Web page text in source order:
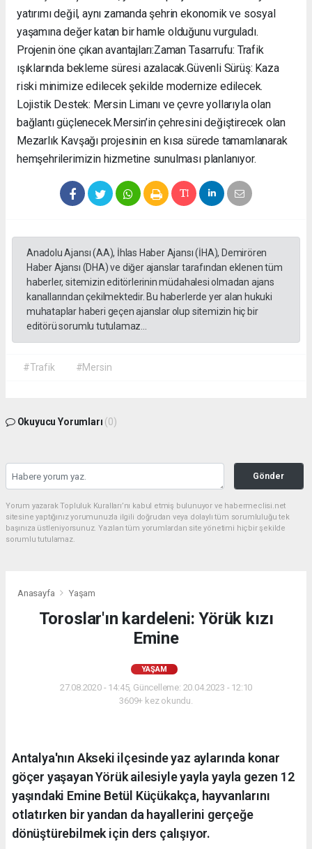
yatırımı değil, aynı zamanda şehrin ekonomik ve sosyal
yaşamına değer katan bir hamle olduğunu vurguladı. ​
Projenin öne çıkan avantajları: ​Zaman Tasarrufu: Trafik
ışıklarında bekleme süresi azalacak. ​Güvenli Sürüş: Kaza
riski minimize edilecek şekilde modernize edilecek. ​
Lojistik Destek: Mersin Limanı ve çevre yollarıyla olan
bağlantı güçlenecek. ​Mersin’in çehresini değiştirecek olan
Mezarlık Kavşağı projesinin en kısa sürede tamamlanarak
hemşehrilerimizin hizmetine sunulması planlanıyor.
Anadolu Ajansı (AA), İhlas Haber Ajansı (İHA), Demirören
Haber Ajansı (DHA) ve diğer ajanslar tarafından eklenen tüm
haberler, sitemizin editörlerinin müdahalesi olmadan ajans
kanallarından çekilmektedir. Bu haberlerde yer alan hukuki
muhataplar haberi geçen ajanslar olup sitemizin hiç bir
editörü sorumlu tutulamaz...
#Trafik #Mersin
Okuyucu Yorumları (0)
Gönder
Yorum yazarak Topluluk Kuralları’nı kabul etmiş bulunuyor ve habermeclisi.net
sitesine yaptığınız yorumunuzla ilgili doğrudan veya dolaylı tüm sorumluluğu tek
başınıza üstleniyorsunuz. Yazılan tüm yorumlardan site yönetimi hiçbir şekilde
sorumlu tutulamaz.
Anasayfa Yaşam
Toroslar'ın kardeleni: Yörük kızı
Emine
YAŞAM
27.08.2020 - 14:45, Güncelleme: 20.04.2023 - 12:10
3609+ kez okundu.
Antalya'nın Akseki ilçesinde yaz aylarında konar
göçer yaşayan Yörük ailesiyle yayla yayla gezen 12
yaşındaki Emine Betül Küçükakça, hayvanlarını
otlatırken bir yandan da hayallerini gerçeğe
dönüştürebilmek için ders çalışıyor.